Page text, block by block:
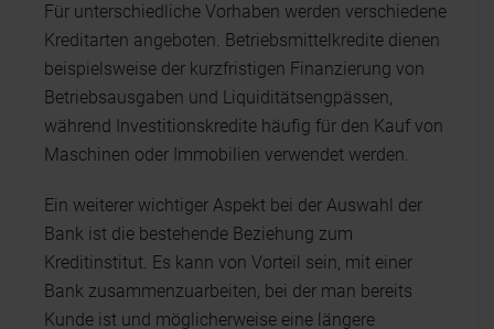
Für unterschiedliche Vorhaben werden verschiedene
Kreditarten angeboten. Betriebsmittelkredite dienen
beispielsweise der kurzfristigen Finanzierung von
Betriebsausgaben und Liquiditätsengpässen,
während Investitionskredite häufig für den Kauf von
Maschinen oder Immobilien verwendet werden.
Ein weiterer wichtiger Aspekt bei der Auswahl der
Bank ist die bestehende Beziehung zum
Kreditinstitut. Es kann von Vorteil sein, mit einer
Bank zusammenzuarbeiten, bei der man bereits
Kunde ist und möglicherweise eine längere